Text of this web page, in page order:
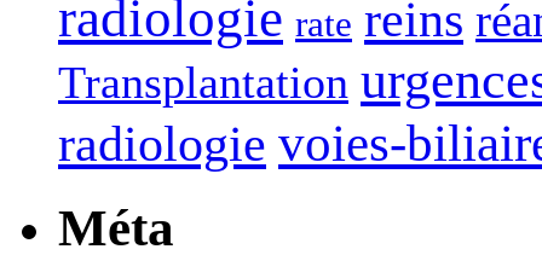
radiologie rate reins
Transplantation
radiologie voies-
Méta